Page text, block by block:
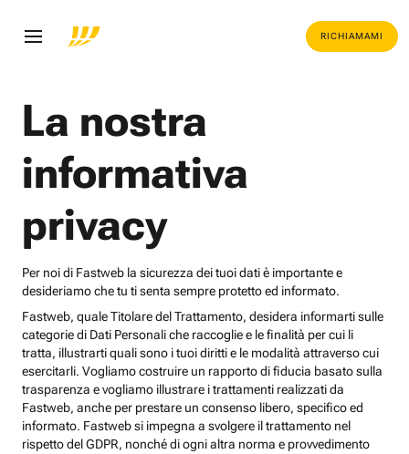
RICHIAMAMI
La nostra
informativa
privacy
Per noi di Fastweb la sicurezza dei tuoi dati è importante e
desideriamo che tu ti senta sempre protetto ed informato.
Fastweb, quale Titolare del Trattamento, desidera informarti sulle
categorie di Dati Personali che raccoglie e le finalità per cui li
tratta, illustrarti quali sono i tuoi diritti e le modalità attraverso cui
esercitarli. Vogliamo costruire un rapporto di fiducia basato sulla
trasparenza e vogliamo illustrare i trattamenti realizzati da
Fastweb, anche per prestare un consenso libero, specifico ed
informato. Fastweb si impegna a svolgere il trattamento nel
rispetto del GDPR, nonché di ogni altra norma e provvedimento